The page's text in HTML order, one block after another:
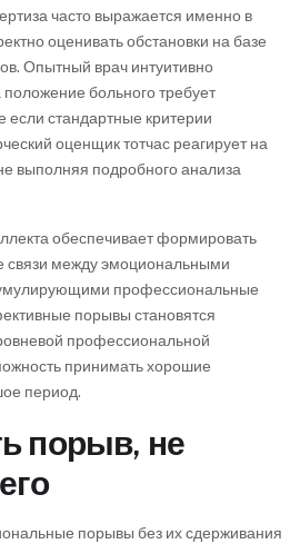
часто выражается именно в
оценивать обстановки на базе
Опытный врач интуитивно
больного требует
если стандартные критерии
оценщик тотчас реагирует на
выполняя подробного анализа
обеспечивает формировать
между эмоциональными
профессиональные
порывы становятся
профессиональной
принимать хорошие
период.
порыв, не
порывы без их сдерживания